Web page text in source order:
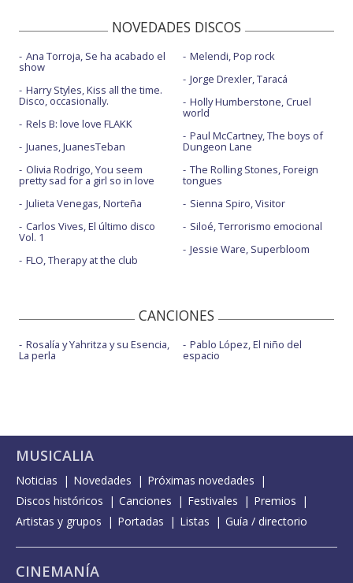
NOVEDADES DISCOS
Ana Torroja, Se ha acabado el
show
Harry Styles, Kiss all the time.
Disco, occasionally.
Rels B: love love FLAKK
Juanes, JuanesTeban
Olivia Rodrigo, You seem
pretty sad for a girl so in love
Julieta Venegas, Norteña
Carlos Vives, El último disco
Vol. 1
FLO, Therapy at the club
Melendi, Pop rock
Jorge Drexler, Taracá
Holly Humberstone, Cruel
world
Paul McCartney, The boys of
Dungeon Lane
The Rolling Stones, Foreign
tongues
Sienna Spiro, Visitor
Siloé, Terrorismo emocional
Jessie Ware, Superbloom
CANCIONES
Rosalía y Yahritza y su Esencia,
La perla
Pablo López, El niño del
espacio
MUSICALIA
Noticias Novedades
Próximas novedades
Discos históricos
Canciones Festivales
Premios
Artistas y grupos
Portadas Listas Guía / directorio
CINEMANÍA